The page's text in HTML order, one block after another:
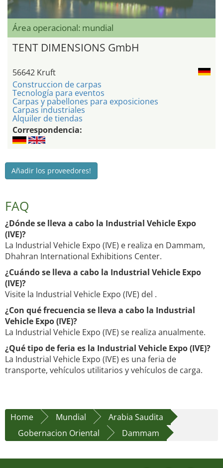
Área operacional: mundial
TENT DIMENSIONS GmbH
56642 Kruft
Construccion de carpas
Tecnología para eventos
Carpas y pabellones para exposiciones
Carpas industriales
Alquiler de tiendas
Correspondencia:
Añadir los proveedores!
FAQ
¿Dónde se lleva a cabo la Industrial Vehicle Expo
(IVE)?
La Industrial Vehicle Expo (IVE) e realiza en Dammam,
Dhahran International Exhibitions Center.
¿Cuándo se lleva a cabo la Industrial Vehicle Expo
(IVE)?
Visite la Industrial Vehicle Expo (IVE) del .
¿Con qué frecuencia se lleva a cabo la Industrial
Vehicle Expo (IVE)?
La Industrial Vehicle Expo (IVE) se realiza anualmente.
¿Qué tipo de feria es la Industrial Vehicle Expo (IVE)?
La Industrial Vehicle Expo (IVE) es una feria de
transporte, vehículos utilitarios y vehículos de carga.
Home Mundial
Arabia Saudita
Gobernacion Oriental
Dammam